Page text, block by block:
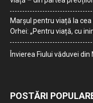
Marșul pentru viață la cea
Orhei: „Pentru viață, cu
Învierea Fiului văduvei din
POSTĂRI